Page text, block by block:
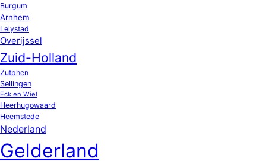
Burgum
Arnhem
Lelystad
Overijssel
Zuid-Holland
Zutphen
Sellingen
Eck en Wiel
Heerhugowaard
Heemstede
Nederland
Gelderland